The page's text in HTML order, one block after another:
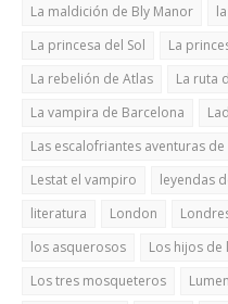
La maldición de Bly Manor
La princesa del Sol
La
La rebelión de Atlas
La ruta
La vampira de Barcelona
Las escalofriantes aventuras de
Lestat el vampiro
leyendas
literatura
London
los asquerosos
Los hijos de
Los tres mosqueteros
Lumen